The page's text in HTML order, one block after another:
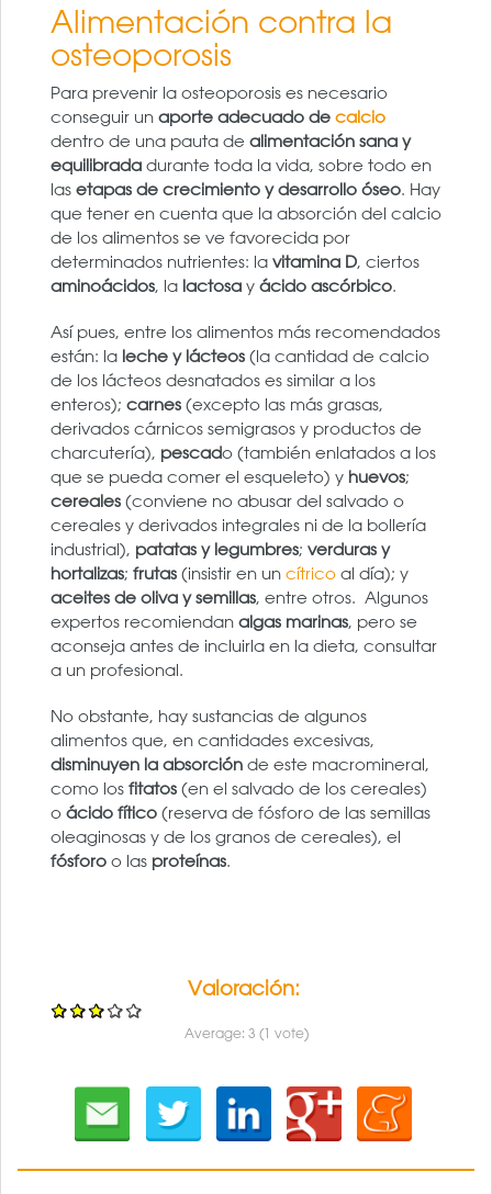
Alimentación contra la
osteoporosis
Para prevenir la osteoporosis es necesario
conseguir un aporte adecuado de calcio
dentro de una pauta de alimentación sana y
equilibrada durante toda la vida, sobre todo en
las etapas de crecimiento y desarrollo óseo. Hay
que tener en cuenta que la absorción del calcio
de los alimentos se ve favorecida por
determinados nutrientes: la vitamina D, ciertos
aminoácidos, la lactosa y ácido ascórbico.
Así pues, entre los alimentos más recomendados
están: la leche y lácteos (la cantidad de calcio
de los lácteos desnatados es similar a los
enteros); carnes (excepto las más grasas,
derivados cárnicos semigrasos y productos de
charcutería), pescado (también enlatados a los
que se pueda comer el esqueleto) y huevos;
cereales (conviene no abusar del salvado o
cereales y derivados integrales ni de la bollería
industrial), patatas y legumbres; verduras y
hortalizas; frutas (insistir en un cítrico al día); y
aceites de oliva y semillas, entre otros. Algunos
expertos recomiendan algas marinas, pero se
aconseja antes de incluirla en la dieta, consultar
a un profesional.
No obstante, hay sustancias de algunos
alimentos que, en cantidades excesivas,
disminuyen la absorción de este macromineral,
como los fitatos (en el salvado de los cereales)
o ácido fítico (reserva de fósforo de las semillas
oleaginosas y de los granos de cereales), el
fósforo o las proteínas.
Valoración:
Average: 3 (1 vote)